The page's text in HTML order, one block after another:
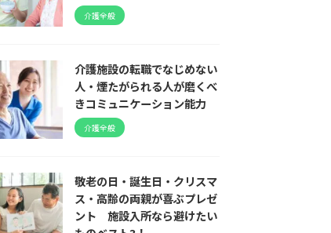
介護全般
介護施設の転職でなじめない
人・煙たがられる人が磨くべ
きコミュニケーション能力
介護全般
敬老の日・誕生日・クリスマ
ス・高齢の両親が喜ぶプレゼ
ント 施設入所なら避けたい